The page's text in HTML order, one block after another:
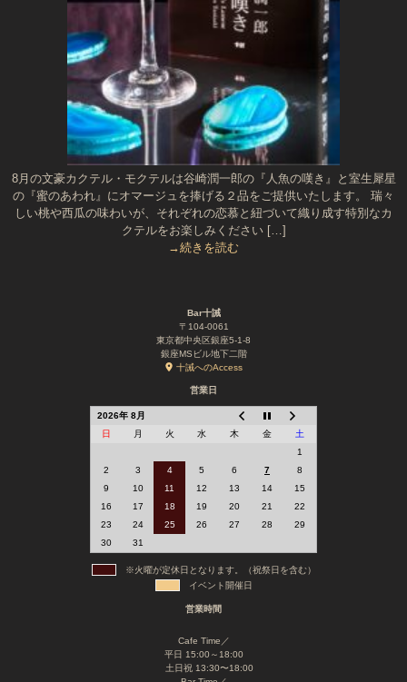
8月の文豪カクテル・モクテルは谷崎潤一郎の『人魚の嘆き』と室生犀星
の『蜜のあわれ』にオマージュを捧げる２品をご提供いたします。 瑞々
しい桃や西瓜の味わいが、それぞれの恋慕と紐づいて織り成す特別なカ
クテルをお楽しみください […]
→続きを読む
Bar十誡
〒104-0061
東京都中央区銀座5-1-8
銀座MSビル地下二階
十誡へのAccess
営業日
2026年 8月
日
月 火 水 木 金
土
1
2
3 4 5 6 7
8
9
10 11 12 13 14
15
16
17 18 19 20 21
22
23
24 25 26 27 28
29
30
31
※火曜が定休日となります。（祝祭日を含む）
イベント開催日
営業時間
Cafe Time／
平日 15:00～18:00
土日祝 13:30〜18:00